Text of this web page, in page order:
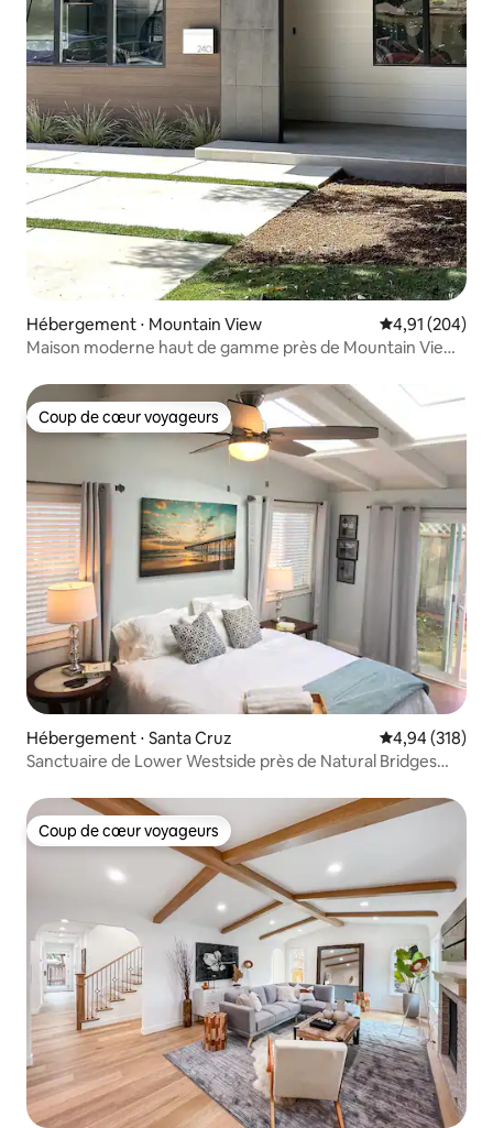
Hébergement ⋅ Mountain View Évaluation
4,91 (204)
Maison moderne haut de gamme près de Mountain View
Coup de cœur voyageurs
Coup de cœur voyageurs
Hébergement ⋅ Santa Cruz Évaluation
4,94 (318)
Sanctuaire de Lower Westside près de Natural Bridges
Coup de cœur voyageurs
Coup de cœur voyageurs